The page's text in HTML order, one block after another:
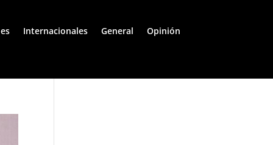
Internacionales General Opinión